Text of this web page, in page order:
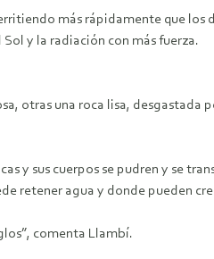
más rápidamente que los
y la radiación con más fuerza.
otras una roca lisa, desgastada
y sus cuerpos se pudren y se
retener agua y donde pueden
comenta Llambí.